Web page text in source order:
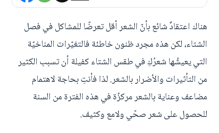
هناك اعتقادٌ شائع بأنّ الشعر أقل تعرضًا للمشاكل في فصل
الشتاء، لكن هذه مجرد ظنون خاطئة فالتغيّرات المناخيّة
التي يعيشُها شعرُكِ في طقس الشتاء كفيلة أن تسبب الكثير
من التأثيرات والأضرار بالشعر. لذا فأنتِ بحاجة لاهتمام
مضاعف وعناية بالشعر مركزّة في هذه الفترة من السنة
للحصول على شعر صحّي ولامع وكثيف.